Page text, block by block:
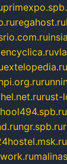
regahost.ru
extelopedia.ru
rust-
ngr.spb.ru